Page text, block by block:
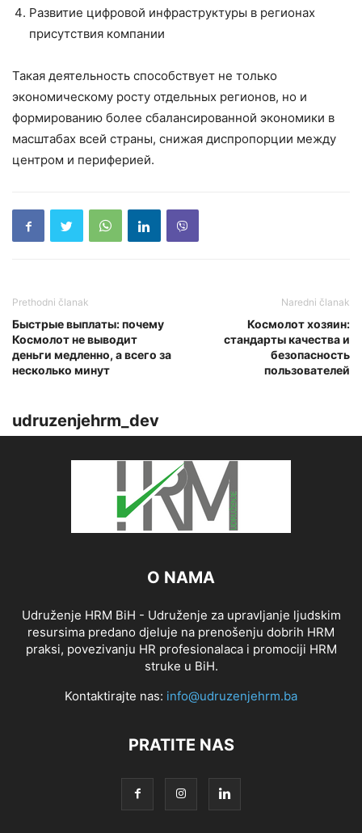
Развитие цифровой инфраструктуры в регионах
присутствия компании
Такая деятельность способствует не только
экономическому росту отдельных регионов, но и
формированию более сбалансированной экономики в
масштабах всей страны, снижая диспропорции между
центром и периферией.
Prethodni članak
Быстрые выплаты: почему
Космолот не выводит
деньги медленно, а всего за
несколько минут
Naredni članak
Космолот хозяин:
стандарты качества и
безопасность
пользователей
udruzenjehrm_dev
O NAMA
Udruženje HRM BiH - Udruženje za upravljanje ljudskim
resursima predano djeluje na prenošenju dobrih HRM
praksi, povezivanju HR profesionalaca i promociji HRM
struke u BiH.
Kontaktirajte nas: info@udruzenjehrm.ba
PRATITE NAS